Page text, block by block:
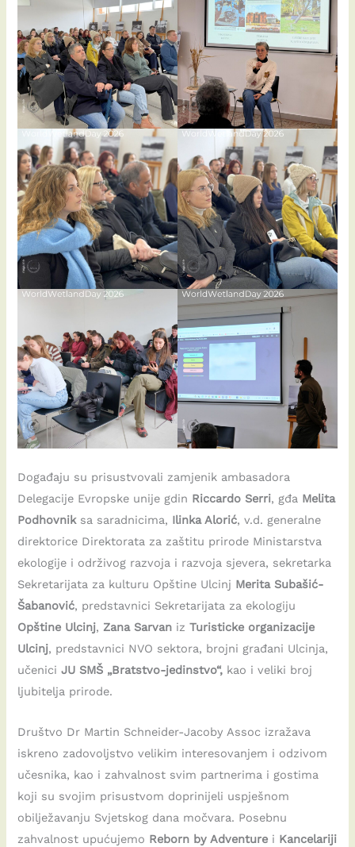
Događaju su prisustvovali zamjenik ambasadora
Delegacije Evropske unije gdin Riccardo Serri, gđa Melita
Podhovniksa saradnicima, Ilinka Alorić, v.d. generalne
direktorice Direktorata za zaštitu prirode Ministarstva
ekologije i održivog razvoja i razvoja sjevera, sekretarka
Sekretarijata za kulturu Opštine Ulcinj Merita Subašić-
Šabanović, predstavnici Sekretarijata za ekologiju
Opštine Ulcinj,Zana Sarvan izTuristicke organizacije
Ulcinj, predstavnici NVO sektora, brojni građani Ulcinja,
učeniciJU SMŠ „Bratstvo-jedinstvo“, kao i veliki broj
ljubitelja prirode.
Društvo Dr Martin Schneider-Jacoby Assoc izražava
iskreno zadovoljstvo velikim interesovanjem i odzivom
učesnika, kao i zahvalnost svim partnerima i gostima
koji su svojim prisustvom doprinijeli uspješnom
obilježavanju Svjetskog dana močvara. Posebnu
zahvalnost upućujemo Reborn by Adventure i Kancelariji